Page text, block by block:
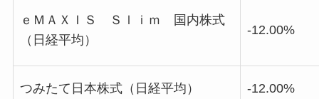
ｅＭＡＸＩＳ Ｓｌｉｍ 国内株式
（日経平均）
-12.00%
つみたて日本株式（日経平均） -12.00%